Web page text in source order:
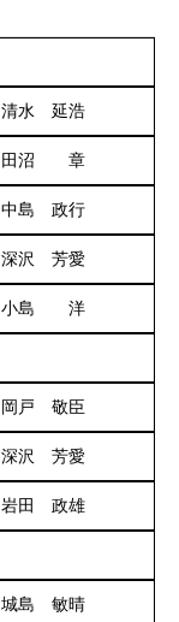
清水 延浩
田沼 章
中島 政行
深沢 芳愛
小島 洋
岡戸 敬臣
深沢 芳愛
岩田 政雄
城島 敏晴